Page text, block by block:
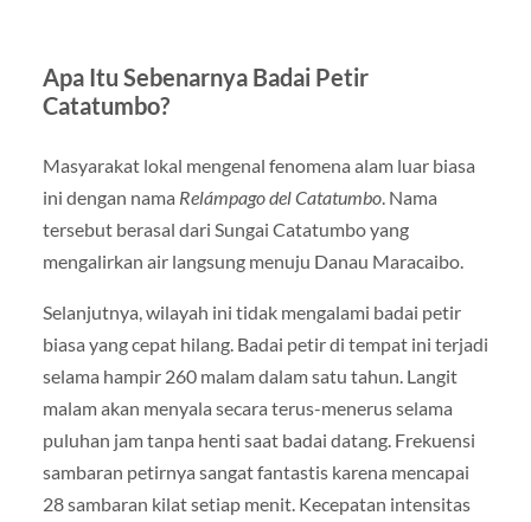
Apa Itu Sebenarnya Badai Petir
Catatumbo?
Masyarakat lokal mengenal fenomena alam luar biasa
ini dengan nama Relámpago del Catatumbo. Nama
tersebut berasal dari Sungai Catatumbo yang
mengalirkan air langsung menuju Danau Maracaibo.
Selanjutnya, wilayah ini tidak mengalami badai petir
biasa yang cepat hilang. Badai petir di tempat ini terjadi
selama hampir 260 malam dalam satu tahun. Langit
malam akan menyala secara terus-menerus selama
puluhan jam tanpa henti saat badai datang. Frekuensi
sambaran petirnya sangat fantastis karena mencapai
28 sambaran kilat setiap menit. Kecepatan intensitas